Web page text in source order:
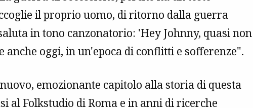
il proprio uomo, di ritorno dalla guerra
in tono canzonatorio: 'Hey Johnny, quasi non
oggi, in un'epoca di conflitti e sofferenze".
emozionante capitolo alla storia di questa
al Folkstudio di Roma e in anni di ricerche